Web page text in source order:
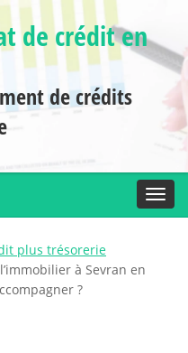
de crédit en
de crédits
plus trésorerie
à Sevran en
?